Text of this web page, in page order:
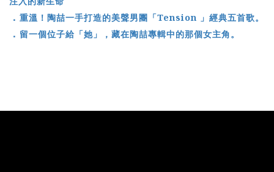
． 重溫！陶喆一手打造的美聲男團「Tension 」經典五首歌。
． 留一個位子給「她」，藏在陶喆專輯中的那個女主角。